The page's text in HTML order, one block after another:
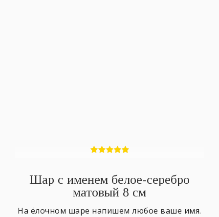
Шар с именем белое-серебро
матовый 8 см
На ёлочном шаре напишем любое ваше имя.